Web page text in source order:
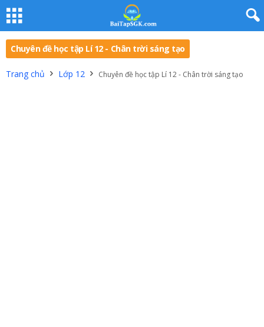
Chuyên đề học tập Lí 12 - Chân trời sáng tạo
Trang chủ Lớp 12 Chuyên đề học tập Lí 12 - Chân trời sáng tạo